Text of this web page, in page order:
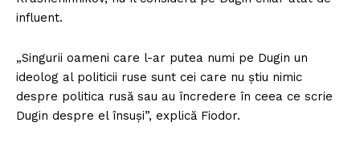
influent.
„Singurii oameni care l-ar putea numi pe Dugin un
ideolog al politicii ruse sunt cei care nu știu nimic
despre politica rusă sau au încredere în ceea ce scrie
Dugin despre el însuși”, explică Fiodor.